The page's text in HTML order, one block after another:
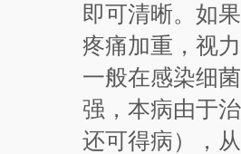
即可清晰。如
疼痛加重，视
一般在感染细
强，本病由于
还可得病），